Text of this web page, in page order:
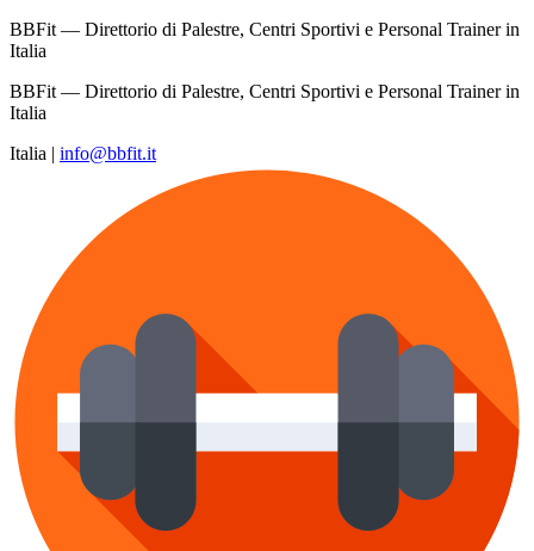
BBFit — Direttorio di Palestre, Centri Sportivi e Personal Trainer in
Italia
BBFit — Direttorio di Palestre, Centri Sportivi e Personal Trainer in
Italia
Italia | info@bbfit.it